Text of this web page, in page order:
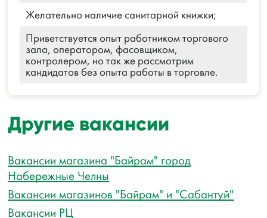
Желательно наличие санитарной книжки;
Приветствуется опыт работником торгового
зала, оператором, фасовщиком,
контролером, но так же рассмотрим
кандидатов без опыта работы в торговле.
Другие вакансии
Вакансии магазина "Байрам" город
Набережные Челны
Вакансии магазинов "Байрам" и "Сабантуй"
Вакансии РЦ